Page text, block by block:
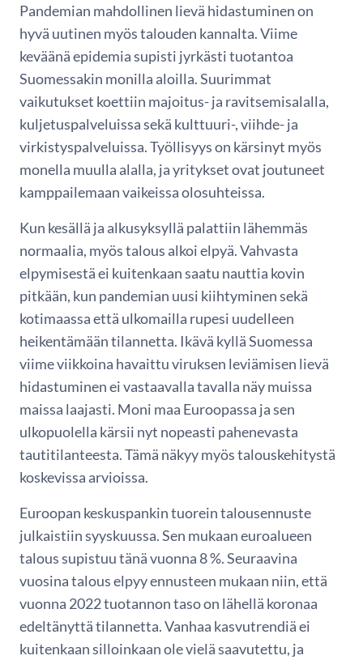
Pandemian mahdollinen lievä hidastuminen on
hyvä uutinen myös talouden kannalta. Viime
keväänä epidemia supisti jyrkästi tuotantoa
Suomessakin monilla aloilla. Suurimmat
vaikutukset koettiin majoitus- ja ravitsemisalalla,
kuljetuspalveluissa sekä kulttuuri-, viihde- ja
virkistyspalveluissa. Työllisyys on kärsinyt myös
monella muulla alalla, ja yritykset ovat joutuneet
kamppailemaan vaikeissa olosuhteissa.
Kun kesällä ja alkusyksyllä palattiin lähemmäs
normaalia, myös talous alkoi elpyä. Vahvasta
elpymisestä ei kuitenkaan saatu nauttia kovin
pitkään, kun pandemian uusi kiihtyminen sekä
kotimaassa että ulkomailla rupesi uudelleen
heikentämään tilannetta. Ikävä kyllä Suomessa
viime viikkoina havaittu viruksen leviämisen lievä
hidastuminen ei vastaavalla tavalla näy muissa
maissa laajasti. Moni maa Euroopassa ja sen
ulkopuolella kärsii nyt nopeasti pahenevasta
tautitilanteesta. Tämä näkyy myös talouskehitystä
koskevissa arvioissa.
Euroopan keskuspankin tuorein talousennuste
julkaistiin syyskuussa. Sen mukaan euroalueen
talous supistuu tänä vuonna 8 %. Seuraavina
vuosina talous elpyy ennusteen mukaan niin, että
vuonna 2022 tuotannon taso on lähellä koronaa
edeltänyttä tilannetta. Vanhaa kasvutrendiä ei
kuitenkaan silloinkaan ole vielä saavutettu, ja